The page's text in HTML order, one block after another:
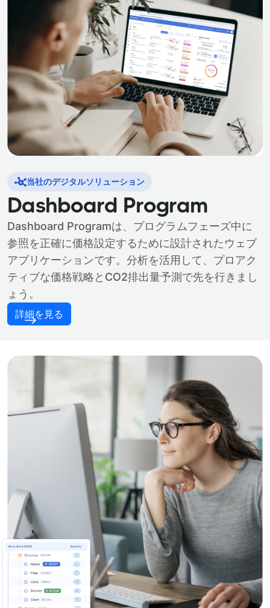
当社のデジタルソリューション
Dashboard Program
Dashboard Programは、プログラムフェーズ中に
参照を正確に価格設定するために設計されたウェブ
アプリケーションです。分析を活用して、プロアク
ティブな価格戦略とCO2排出量予測で先を行きまし
ょう。
詳細を見る